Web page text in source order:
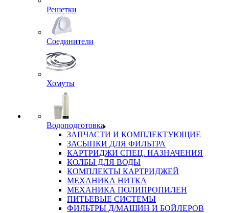
Решетки
Соединители
Хомуты
Водоподготовка
ЗАПЧАСТИ И КОМПЛЕКТУЮЩИЕ
ЗАСЫПКИ ДЛЯ ФИЛЬТРА
КАРТРИДЖИ СПЕЦ. НАЗНАЧЕНИЯ
КОЛБЫ ДЛЯ ВОДЫ
КОМПЛЕКТЫ КАРТРИДЖЕЙ
МЕХАНИКА НИТКА
МЕХАНИКА ПОЛИПРОПИЛЕН
ПИТЬЕВЫЕ СИСТЕМЫ
ФИЛЬТРЫ Д/МАШИН И БОЙЛЕРОВ